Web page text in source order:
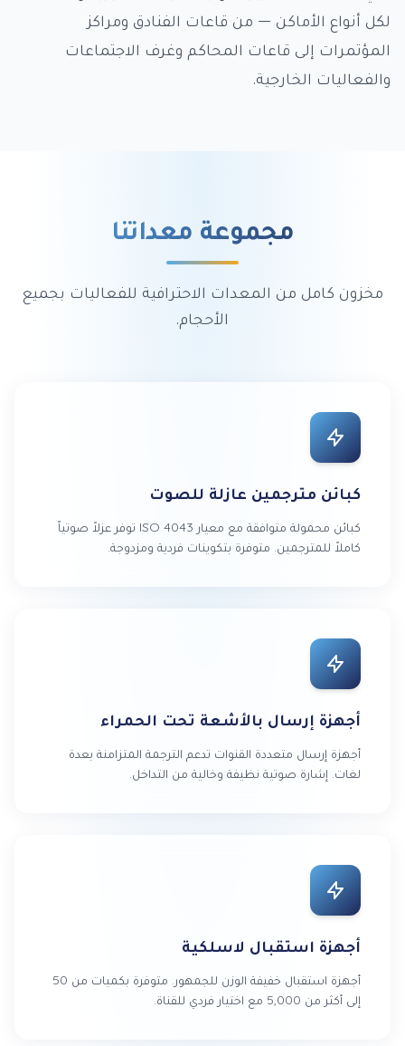
لكل أنواع الأماكن — من قاعات الفنادق ومراكز
المؤتمرات إلى قاعات المحاكم وغرف الاجتماعات
والفعاليات الخارجية.
مجموعة معداتنا
مخزون كامل من المعدات الاحترافية للفعاليات بجميع
الأحجام.
كبائن مترجمين عازلة للصوت
كبائن محمولة متوافقة مع معيار ISO 4043 توفر عزلاً صوتياً
كاملاً للمترجمين. متوفرة بتكوينات فردية ومزدوجة.
أجهزة إرسال بالأشعة تحت الحمراء
أجهزة إرسال متعددة القنوات تدعم الترجمة المتزامنة بعدة
لغات. إشارة صوتية نظيفة وخالية من التداخل.
أجهزة استقبال لاسلكية
أجهزة استقبال خفيفة الوزن للجمهور. متوفرة بكميات من 50
إلى أكثر من 5,000 مع اختيار فردي للقناة.